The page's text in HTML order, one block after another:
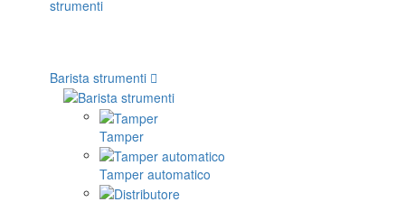
Barista strumenti
Tamper
Tamper automatico